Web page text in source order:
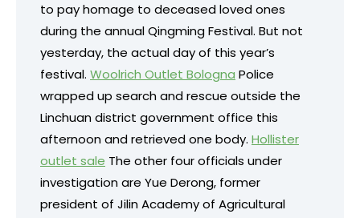
to pay homage to deceased loved ones
during the annual Qingming Festival. But not
yesterday, the actual day of this year’s
festival. Woolrich Outlet Bologna Police
wrapped up search and rescue outside the
Linchuan district government office this
afternoon and retrieved one body. Hollister
outlet sale The other four officials under
investigation are Yue Derong, former
president of Jilin Academy of Agricultural